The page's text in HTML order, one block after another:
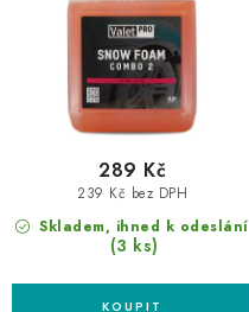
Skladem, ihned k odeslání
(3 ks)
239 Kč bez DPH
289 Kč